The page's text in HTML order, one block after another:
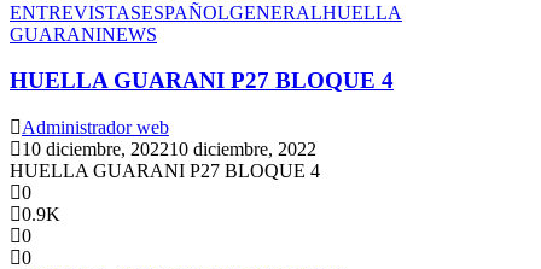
ENTREVISTASESPAÑOLGENERALHUELLA
GUARANINEWS
HUELLA GUARANI P27 BLOQUE 4
Administrador web
10 diciembre, 202210 diciembre, 2022
HUELLA GUARANI P27 BLOQUE 4
0
0.9K
0
0